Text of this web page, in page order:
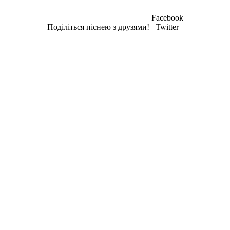
Поділіться піснею з друзями!
Facebook
Twitter